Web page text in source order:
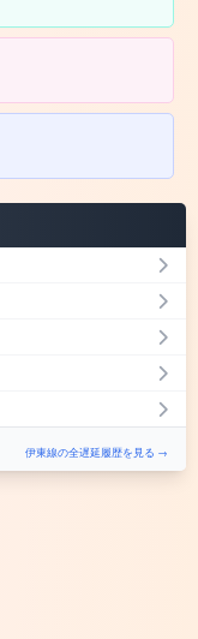
伊東線の全遅延履歴を見る →